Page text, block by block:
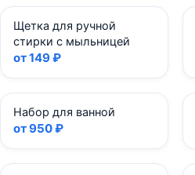
Щетка для ручной
стирки с мыльницей
от 149 ₽
Набор для ванной
от 950 ₽